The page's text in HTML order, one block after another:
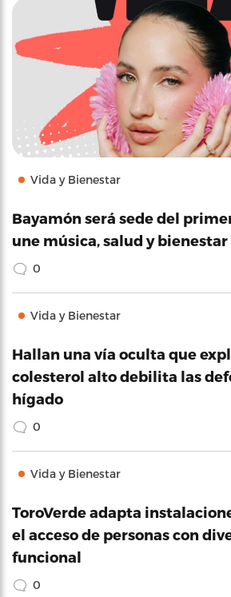
Vida y Bienestar
Bayamón será sede del
une música, salud y
0
Vida y Bienestar
Hallan una vía oculta que
colesterol alto debilita las
hígado
0
Vida y Bienestar
ToroVerde adapta
el acceso de personas con
funcional
0